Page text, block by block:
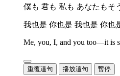
僕も 君も 私も あなたもそ
我也是 你也是 我也是 你也
Me, you, I, and you too—it is
重覆這句 播放這句 暫停